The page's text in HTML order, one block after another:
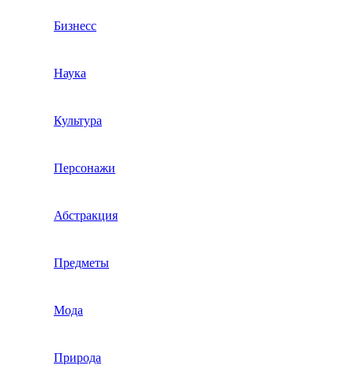
Бизнесс
Наука
Культура
Персонажи
Абстракция
Предметы
Мода
Природа